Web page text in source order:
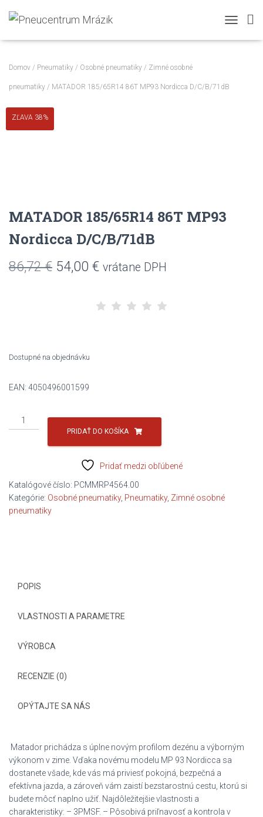
Domov / Pneumatiky / Osobné pneumatiky / Zimné osobné
pneumatiky / MATADOR 185/65R14 86T MP93 Nordicca D/C/B/71dB
ZĽAVA 38%
MATADOR 185/65R14 86T MP93
Nordicca D/C/B/71dB
86,72€ Pôvodná
54,00 €Aktuálna
je:
vrátane DPH
Dostupné na objednávku
EAN: 4050496001599
množstvo
MATADOR
185/65R14
Nordicca
D/C/B/71dB
PRIDAŤ DO KOŠÍKA
Pridať medzi obľúbené
Katalógové číslo: PCMMRP4564.00
Kategórie: Osobné pneumatiky, Pneumatiky, Zimné osobné
pneumatiky
POPIS
VLASTNOSTI A PARAMETRE
VÝROBCA
RECENZIE (0)
OPÝTAJTE SA NÁS
Matador prichádza s úplne novým profilom dezénu a výborným
výkonom v zime. Vďaka novému modelu MP 93 Nordicca sa
dostanete všade, kde vás má priviesť pokojná, bezpečná a
efektívna jazda, a zároveň vám zaistí bezstarostnú cestu, ktorú si
budete môcť naplno užiť. Najdôležitejšie vlastnosti a
charakteristiky: – 3PMSF. – Pôsobivá priľnavosť a kontrola v